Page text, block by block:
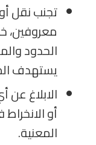
تجنب نقل
معروفين،
الحدود
يستهدف
الابلاغ
أو
المعنية.